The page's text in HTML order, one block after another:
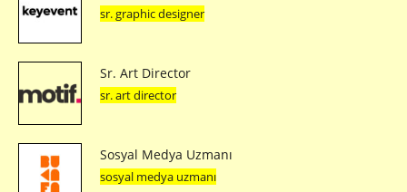
sr. graphic designer
Sr. Art Director
sr. art director
Sosyal Medya Uzmanı
sosyal medya uzmanı